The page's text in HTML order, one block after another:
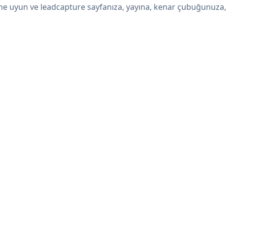
ve leadcapture sayfanıza, yayına, kenar çubuğunuza,